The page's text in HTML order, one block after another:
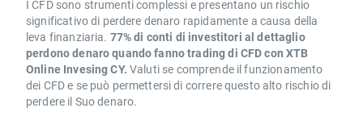
I CFD sono strumenti complessi e presentano un rischio
significativo di perdere denaro rapidamente a causa della
leva finanziaria. 77% di conti di investitori al dettaglio
perdono denaro quando fanno trading di CFD con XTB
Online Invesing CY. Valuti se comprende il funzionamento
dei CFD e se può permettersi di correre questo alto rischio di
perdere il Suo denaro.